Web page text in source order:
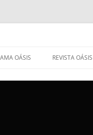
OÁSIS REVISTA OÁSIS